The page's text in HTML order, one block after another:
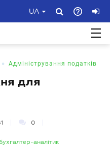
UA
• Адміністрування податків
для
0
аналітик